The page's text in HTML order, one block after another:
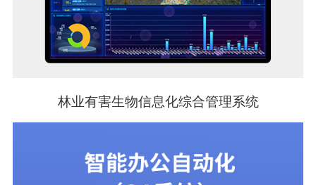
林业有害生物信息化综合管理系统